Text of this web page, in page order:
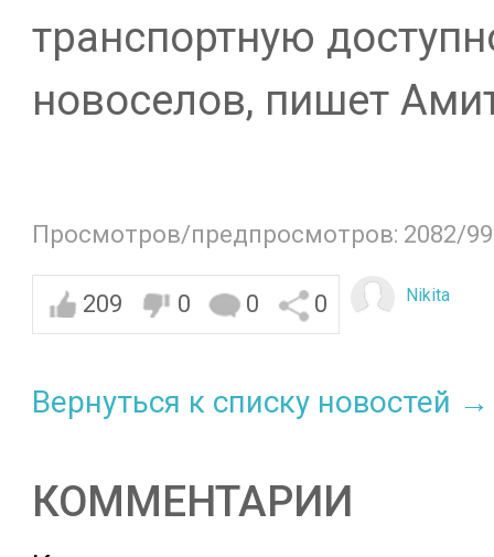
транспортную
новоселов, пишет
Просмотров/предпросмотров: 2082/
209 0 0 0 Nikita
Вернуться к списку новостей →
КОММЕНТАРИИ